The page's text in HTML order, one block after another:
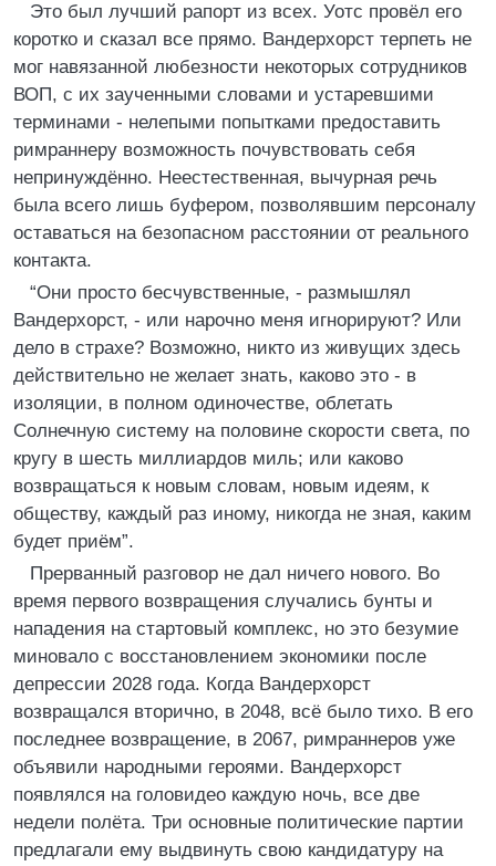
Это был лучший рапорт из всех. Уотс провёл его
коротко и сказал все прямо. Вандерхорст терпеть не
мог навязанной любезности некоторых сотрудников
ВОП, с их заученными словами и устаревшими
терминами - нелепыми попытками предоставить
римраннеру возможность почувствовать себя
непринуждённо. Неестественная, вычурная речь
была всего лишь буфером, позволявшим персоналу
оставаться на безопасном расстоянии от реального
контакта.
“Они просто бесчувственные, - размышлял
Вандерхорст, - или нарочно меня игнорируют? Или
дело в страхе? Возможно, никто из живущих здесь
действительно не желает знать, каково это - в
изоляции, в полном одиночестве, облетать
Солнечную систему на половине скорости света, по
кругу в шесть миллиардов миль; или каково
возвращаться к новым словам, новым идеям, к
обществу, каждый раз иному, никогда не зная, каким
будет приём”.
Прерванный разговор не дал ничего нового. Во
время первого возвращения случались бунты и
нападения на стартовый комплекс, но это безумие
миновало с восстановлением экономики после
депрессии 2028 года. Когда Вандерхорст
возвращался вторично, в 2048, всё было тихо. В его
последнее возвращение, в 2067, римраннеров уже
объявили народными героями. Вандерхорст
появлялся на головидео каждую ночь, все две
недели полёта. Три основные политические партии
предлагали ему выдвинуть свою кандидатуру на